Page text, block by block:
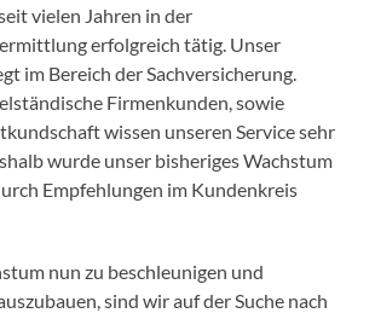
vielen Jahren in der
erfolgreich tätig. Unser
im Bereich der Sachversicherung.
Firmenkunden, sowie
wissen unseren Service sehr
wurde unser bisheriges Wachstum
Empfehlungen im Kundenkreis
nun zu beschleunigen und
sind wir auf der Suche nach